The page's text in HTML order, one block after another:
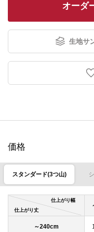
オーダ
生地サ
価格
スタンダード(3つ山)
仕上がり幅
仕上がり丈
～240cm